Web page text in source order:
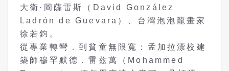
大衛·岡薩雷斯（David González
Ladrón de Guevara）、台灣泡泡龍畫家
徐若鈞。
從專業轉彎．到貧童無限寬：孟加拉漂校建
築師穆罕默德．雷兹萬（Mohammed